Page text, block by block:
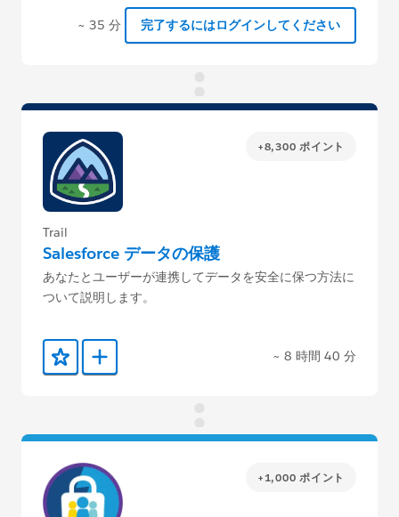
~ 35 分 完了するにはログインしてください
+8,300 ポイント
Trail
Salesforce データの保護
あなたとユーザーが連携してデータを安全に保つ方法に
ついて説明します。
お気に入りに保存する
Trailmix に追加 ~ 8 時間 40 分
+1,000 ポイント